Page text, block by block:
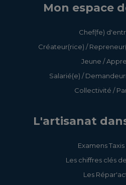
Mon espace
Chef(fe)
Créateur(rice) /
Jeune /
Salarié(e) /
Collectivité /
L'artisanat
Examens Taxis
Les chiffres clés
Les